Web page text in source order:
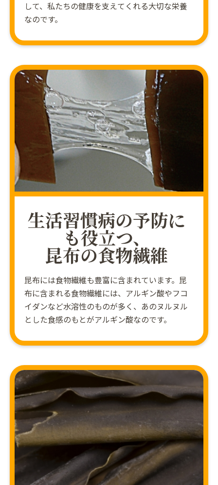
して、私たちの健康を支えてくれる大切な栄養
なのです。
生活習慣病の予防に
も役立つ、
昆布の食物繊維
昆布には食物繊維も豊富に含まれています。昆
布に含まれる食物繊維には、アルギン酸やフコ
イダンなど水溶性のものが多く、あのヌルヌル
とした食感のもとがアルギン酸なのです。